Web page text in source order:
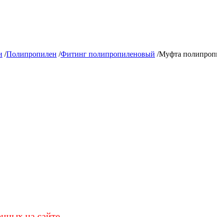
/Полипропилен /Фитинг полипропиленовый /Муфта